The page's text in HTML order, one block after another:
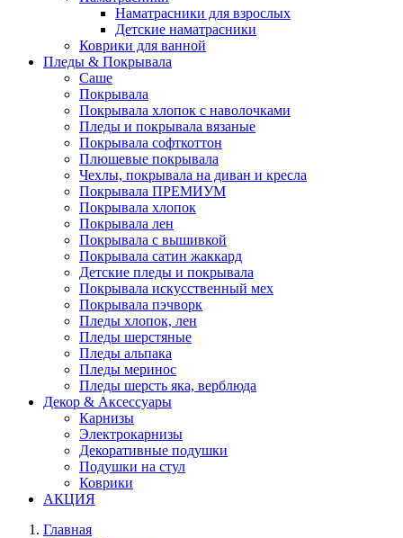
Наматрасники для взрослых
Детские наматрасники
Коврики для ванной
Пледы & Покрывала
Саше
Покрывала
Покрывала хлопок с наволочками
Пледы и покрывала вязаные
Покрывала софткоттон
Плюшевые покрывала
Чехлы, покрывала на диван и кресла
Покрывала ПРЕМИУМ
Покрывала хлопок
Покрывала лен
Покрывала с вышивкой
Покрывала сатин жаккард
Детские пледы и покрывала
Покрывала искусственный мех
Покрывала пэчворк
Пледы хлопок, лен
Пледы шерстяные
Пледы альпака
Пледы меринос
Пледы шерсть яка, верблюда
Декор & Аксессуары
Карнизы
Электрокарнизы
Декоративные подушки
Подушки на стул
Коврики
АКЦИЯ
Главная